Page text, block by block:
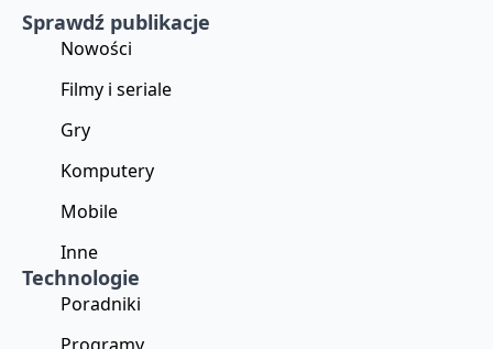
Sprawdź publikacje
Nowości
Filmy i seriale
Gry
Komputery
Mobile
Inne
Technologie
Poradniki